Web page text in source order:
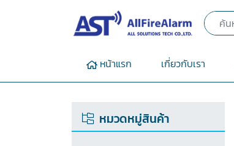
หน้าแรก เกี่ยวกับเรา
หมวดหมู่สินค้า